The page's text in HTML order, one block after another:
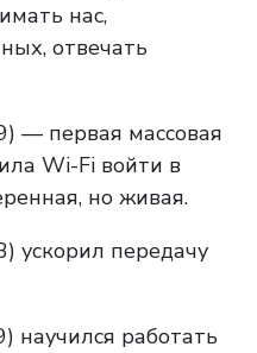
нас,
отвечать
— первая массовая
Wi-Fi войти в
но живая.
ускорил передачу
научился работать